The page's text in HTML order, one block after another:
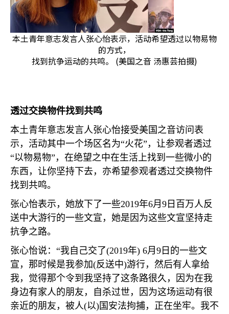
本土青年意志发言人张心怡表示，活动希望透过以物易物
的方式，
找到抗争运动的共鸣。 (美国之音 汤惠芸拍摄)
透过交换物件找到共鸣
本土青年意志发言人张心怡接受美国之音访问表
示，活动其中一个场区名为“火花”，让参观者透过
“以物易物”，在绝望之中在生活上找到一些微小的
东西，让你坚持下去，亦希望参观者透过交换物件
找到共鸣。
张心怡表示，她放下了一些2019年6月 9 日百万人反
送中大游行的一些文宣，她是因为这些文宣坚持走
抗争之路。
张心怡说：“我自己交了(2019年) 6月 9 日的一些文
宣，那时候是我参加(反送中)游行，然后有人拿给
我，觉得那个令到我坚持了这条路很久，因为在我
身边有家人的朋友，自杀过世，因为这场运动有很
亲近的朋友，被人(以)国安法拘捕，正在坐牢。我不